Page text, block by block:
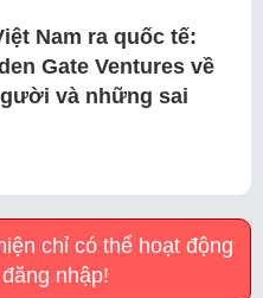
Nam ra quốc tế:
Gate Ventures về
và những sai
chỉ có thể hoạt động
nhập!